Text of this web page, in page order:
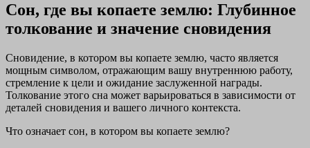
Сон, где вы копаете землю: Глубинное
толкование и значение сновидения
Сновидение, в котором вы копаете землю, часто является
мощным символом, отражающим вашу внутреннюю работу,
стремление к цели и ожидание заслуженной награды.
Толкование этого сна может варьироваться в зависимости от
деталей сновидения и вашего личного контекста.
Что означает сон, в котором вы копаете землю?